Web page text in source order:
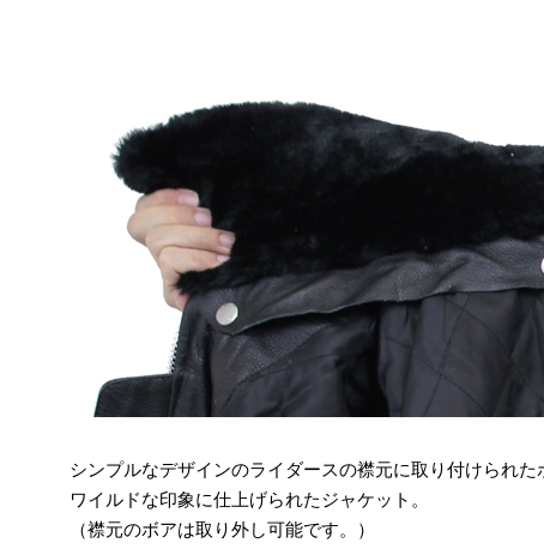
シンプルなデザインのライダースの襟元に取り付けられた
ワイルドな印象に仕上げられたジャケット。
（襟元のボアは取り外し可能です。）